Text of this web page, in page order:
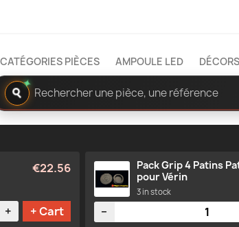
CATÉGORIES PIÈCES AMPOULE LED
✦
dans
€22.56
+ + Cart
Pack Grip 4 Patins
pour Vérin
3 in stock
Quantity
−